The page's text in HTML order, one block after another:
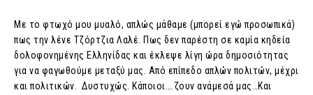
Με το φτωχό μου μυαλό, απλώς μάθαμε (μπορεί εγώ προσωπικά)
πως την λένε Τζόρτζια Λαλέ. Πως δεν παρέστη σε καμία κηδεία
δολοφονημένης Ελληνίδας και έκλεψε λίγη ώρα δημοσιότητας
για να φαγωθούμε μεταξύ μας. Από επίπεδο απλών πολιτών, μέχρι
και πολιτικών. Δυστυχώς. Κάποιοι….ζουν ανάμεσά μας…Και